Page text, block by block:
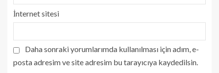
İnternet sitesi
Daha sonraki yorumlarımda kullanılması için adım, e-
posta adresim ve site adresim bu tarayıcıya kaydedilsin.